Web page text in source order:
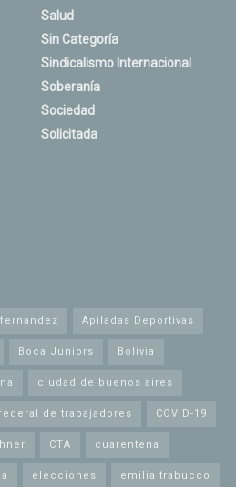
Salud
Sin Categoría
Sindicalismo Internacional
Soberanía
Sociedad
Solicitada
Apiladas Deportivas
Boca Juniors Bolivia
ciudad de buenos aires
de trabajadores COVID-19
CTA cuarentena
elecciones emilia trabucco